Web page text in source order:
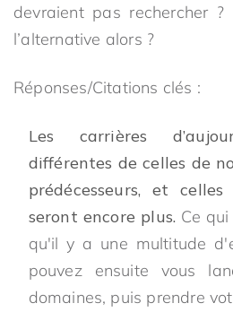
devraient pas rechercher
l’alternative alors ?
Réponses/Citations clés :
Les carrières
différentes de celles de
prédécesseurs, et
seront encore plus. Ce
qu'il y a une multitude
pouvez ensuite vous
domaines, puis prendre